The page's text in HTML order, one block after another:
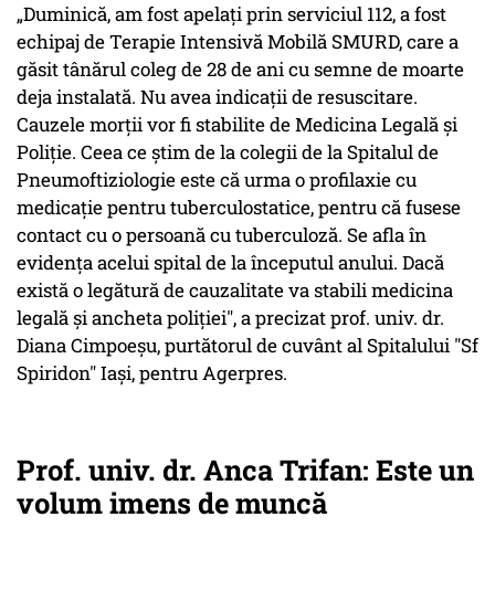
„Duminică, am fost apelați prin serviciul 112, a fost
echipaj de Terapie Intensivă Mobilă SMURD, care a
găsit tânărul coleg de 28 de ani cu semne de moarte
deja instalată. Nu avea indicații de resuscitare.
Cauzele morții vor fi stabilite de Medicina Legală și
Poliție. Ceea ce știm de la colegii de la Spitalul de
Pneumoftiziologie este că urma o profilaxie cu
medicație pentru tuberculostatice, pentru că fusese
contact cu o persoană cu tuberculoză. Se afla în
evidența acelui spital de la începutul anului. Dacă
există o legătură de cauzalitate va stabili medicina
legală și ancheta poliției", a precizat prof. univ. dr.
Diana Cimpoeșu, purtătorul de cuvânt al Spitalului "Sf
Spiridon" Iași, pentru Agerpres.
Prof. univ. dr. Anca Trifan: Este un
volum imens de muncă